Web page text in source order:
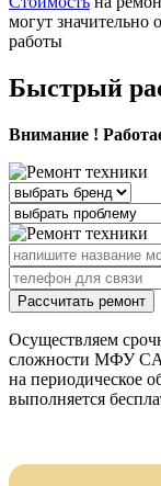
могут значительно
работы
Быстрый
Внимание !
Рассчитать ремонт
Осуществляем
сложности МФУ
на периодическое
выполняется